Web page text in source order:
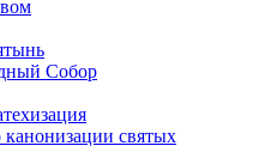
Собор
святых